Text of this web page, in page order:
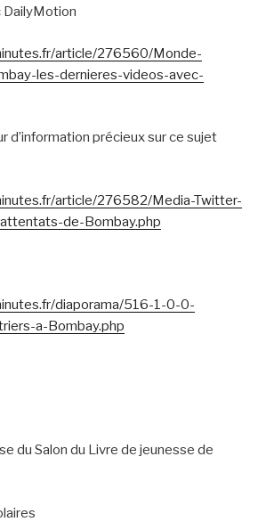
DailyMotion
article/276560/Monde-
les-dernieres-videos-avec-
d’information précieux sur ce sujet
article/276582/Media-Twitter-
de-Bombay.php
diaporama/516-1-0-0-
a-Bombay.php
du Salon du Livre de jeunesse de